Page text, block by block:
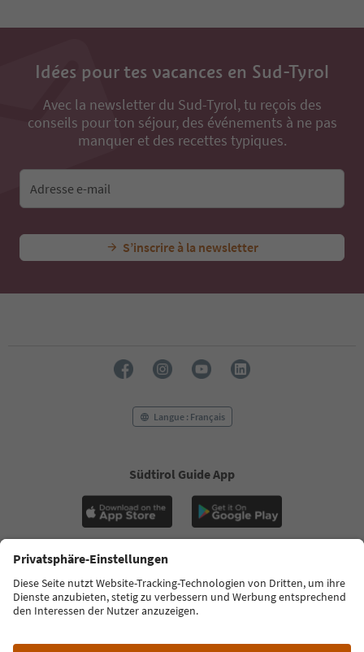
Idées pour tes vacances en Sud-Tyrol
Avec la newsletter du Sud-Tyrol, tu reçois des
conseils pour ton séjour, des événements à ne pas
manquer et des recettes typiques.
Adresse e-mail
S’inscrire à la newsletter
Langue : Français
Südtirol Guide App
FAQ Contactez-nous Presse
MICE
Politique de confidentialité
Conditions générales
Empreinte